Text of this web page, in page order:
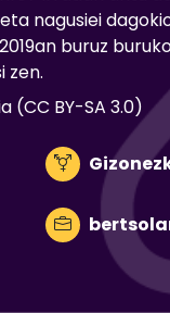
nagusiei
buruz
zen.
(CC BY-SA 3.0)